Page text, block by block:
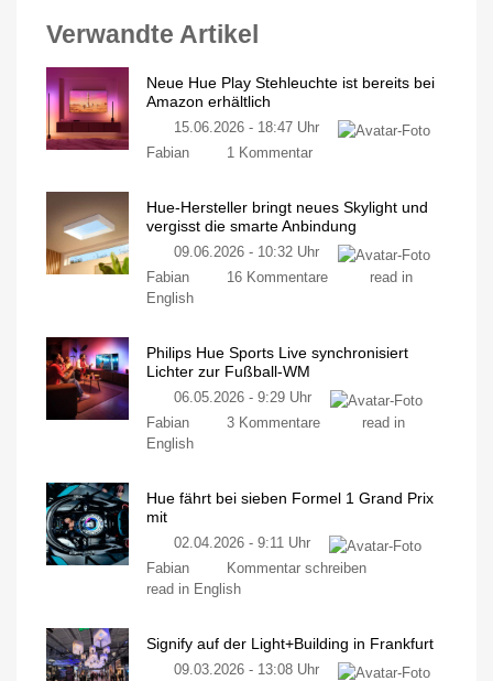
Verwandte Artikel
Neue Hue Play Stehleuchte ist bereits bei
Amazon erhältlich
15.06.2026 - 18:47 Uhr
Fabian
1 Kommentarzu
Play
Stehleuchte
ist
bereits
Für
Donnerstag
geliefert
Hue-Hersteller bringt neues Skylight und
vergisst die smarte Anbindung
09.06.2026 - 10:32 Uhr
Fabian
16 Kommentarezu
neues
und
vergisst
Natürliches
read in
English
Philips Hue Sports Live synchronisiert
Lichter zur Fußball-WM
06.05.2026 - 9:29 Uhr
Fabian
3 Kommentarezu
Live
Lichter
zur
ganz
Sync
read in
English
Hue fährt bei sieben Formel 1 Grand Prix
mit
02.04.2026 - 9:11 Uhr
Fabian
Kommentar schreiben
sieben
Formel
read in English
Signify auf der Light+Building in Frankfurt
09.03.2026 - 13:08 Uhr